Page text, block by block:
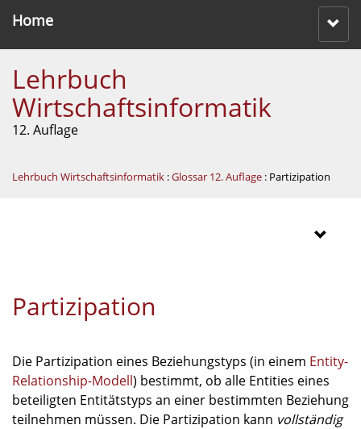
Home
Lehrbuch
Wirtschaftsinformatik
12. Auflage
Lehrbuch Wirtschaftsinformatik :Glossar 12. Auflage : Partizipation
Partizipation
Die Partizipation eines Beziehungstyps (in einem Entity-
Relationship-Modell) bestimmt, ob alle Entities eines
beteiligten Entitätstyps an einer bestimmten Beziehung
teilnehmen müssen. Die Partizipation kann vollständig